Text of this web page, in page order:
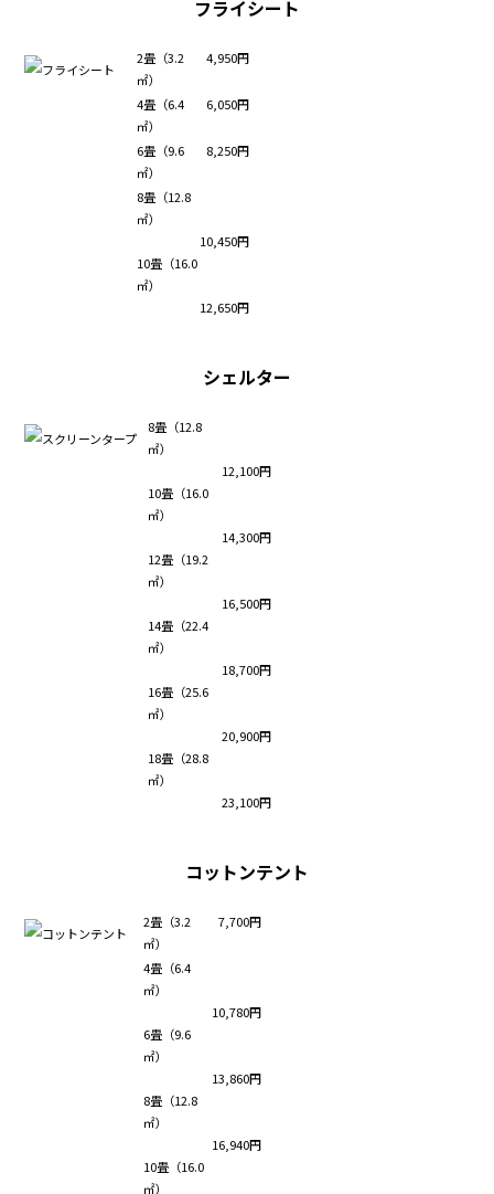
フライシート
2畳（3.2
㎡）
4,950円
4畳（6.4
㎡）
6,050円
6畳（9.6
㎡）
8,250円
8畳（12.8
㎡）
10,450円
10畳（16.0
㎡）
12,650円
シェルター
8畳（12.8
㎡）
12,100円
10畳（16.0
㎡）
14,300円
12畳（19.2
㎡）
16,500円
14畳（22.4
㎡）
18,700円
16畳（25.6
㎡）
20,900円
18畳（28.8
㎡）
23,100円
コットンテント
2畳（3.2
㎡）
7,700円
4畳（6.4
㎡）
10,780円
6畳（9.6
㎡）
13,860円
8畳（12.8
㎡）
16,940円
10畳（16.0
㎡）